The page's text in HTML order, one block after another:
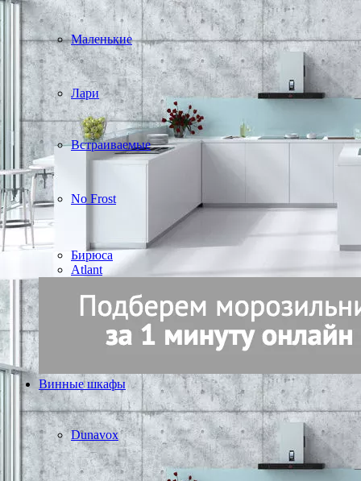
Маленькие
Лари
Встраиваемые
No Frost
Бирюса
Atlant
Винные шкафы
Dunavox